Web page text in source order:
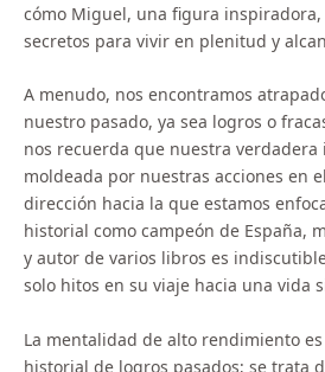
cómo Miguel, una figura inspiradora,
secretos para vivir en plenitud y
A menudo, nos encontramos
nuestro pasado, ya sea logros o
nos recuerda que nuestra verdadera
moldeada por nuestras acciones en
dirección hacia la que estamos
historial como campeón de España,
y autor de varios libros es
solo hitos en su viaje hacia una vida
La mentalidad de alto rendimiento
historial de logros pasados; se trata